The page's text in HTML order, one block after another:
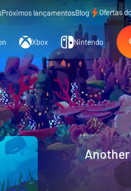
Próximos lançamentosBlog Ofertas
Xbox Nintendo
Another